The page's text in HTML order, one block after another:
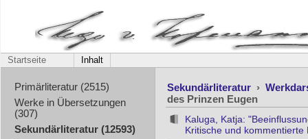
Startseite Inhalt
Primärliteratur (2515)
Werke in Übersetzungen
(307)
Sekundärliteratur (12593)
Sekundärliteratur ›
des Prinzen Eugen
Kaluga, Katja:
Kritische und